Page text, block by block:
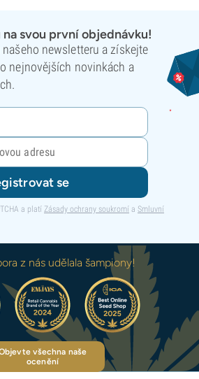
svou první objednávku!
newsletteru a získejte
nejnovějších novinkách a
se
a platí Zásady ochrany soukromí a Smluvní
z nás udělala šampiony!
všechna naše
ocenění